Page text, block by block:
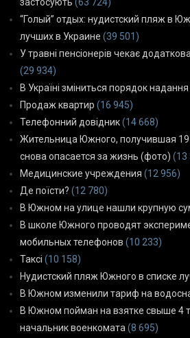
“Голый” отдых: нудистский пляж в
лучших в Украине (39 501)
У травні пенсіонерів чекає
(29 934)
В Україні зміниться порядок надання
Продаж квартир (16 945)
Телефонний довідник(14 668)
Жительница Южного, получившая
снова опасается за жизнь (фото) (13
Медицинские учреждения (12 956)
Де поїсти? (12 780)
В Южном на улице нашли крупную
В школе Южного проводят
мобильных телефонов (10 233)
Таксі (10 158)
Нудистский пляж Южного в списке
В Южном изменили тариф на
В Южном пойман на взятке свыше 4
начальник военкомата (8 695)